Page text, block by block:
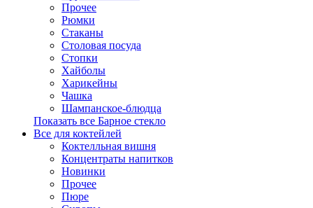
Прочее
Рюмки
Стаканы
Столовая посуда
Стопки
Хайболы
Харикейны
Чашка
Шампанское-блюдца
Показать все Барное стекло
Все для коктейлей
Коктелльная вишня
Концентраты напитков
Новинки
Прочее
Пюре